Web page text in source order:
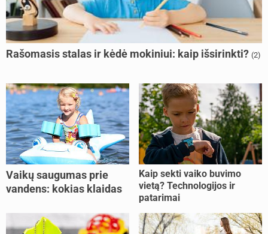
Rašomasis stalas ir kėdė mokiniui: kaip išsirinkti? (2)
Vaikų saugumas prie
vandens: kokias klaidas
Kaip sekti vaiko buvimo
vietą? Technologijos ir
patarimai